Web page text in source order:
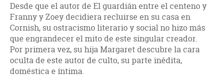
Desde que el autor de El guardián entre el centeno y
Franny y Zoey decidiera recluirse en su casa en
Cornish, su ostracismo literario y social no hizo más
que engrandecer el mito de este singular creador.
Por primera vez, su hija Margaret descubre la cara
oculta de este autor de culto, su parte inédita,
doméstica e íntima.